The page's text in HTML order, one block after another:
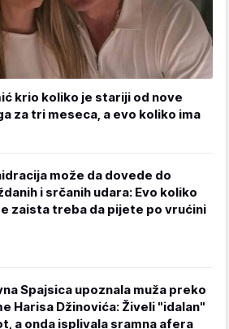
krio koliko je stariji od nove
za tri meseca, a evo koliko ima
može da dovede do
i srčanih udara: Evo koliko
zaista treba da pijete po vrućini
Spajsica upoznala muža preko
Harisa Džinovića: Živeli "idalan"
a onda isplivala sramna afera